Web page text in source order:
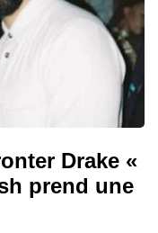
Drake «
prend une